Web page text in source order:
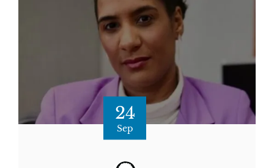
24
Sep